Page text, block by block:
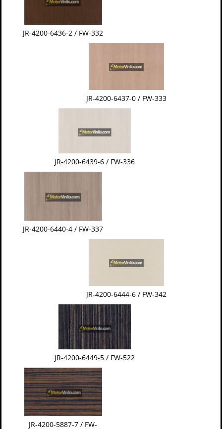
JR-4200-6436-2 / FW-332
JR-4200-6437-0 / FW-333
JR-4200-6439-6 / FW-336
JR-4200-6440-4 / FW-337
JR-4200-6444-6 / FW-342
JR-4200-6449-5 / FW-522
JR-4200-5887-7 / FW-